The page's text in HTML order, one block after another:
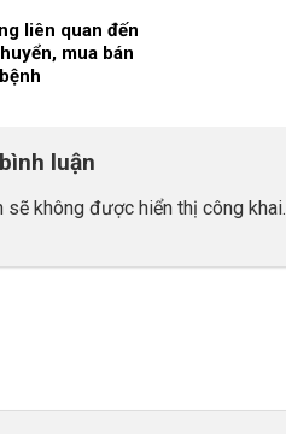
liên quan đến
mua bán
luận
sẽ không được hiển thị công khai.